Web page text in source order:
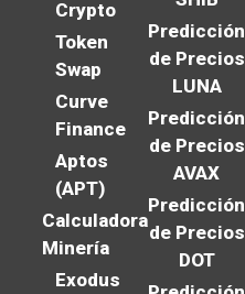
Crypto
Token
Swap
Curve
Finance
Aptos
(APT)
Calculadora
Minería
Exodus
Predicción
de Precios
LUNA
Predicción
de Precios
AVAX
Predicción
de Precios
DOT